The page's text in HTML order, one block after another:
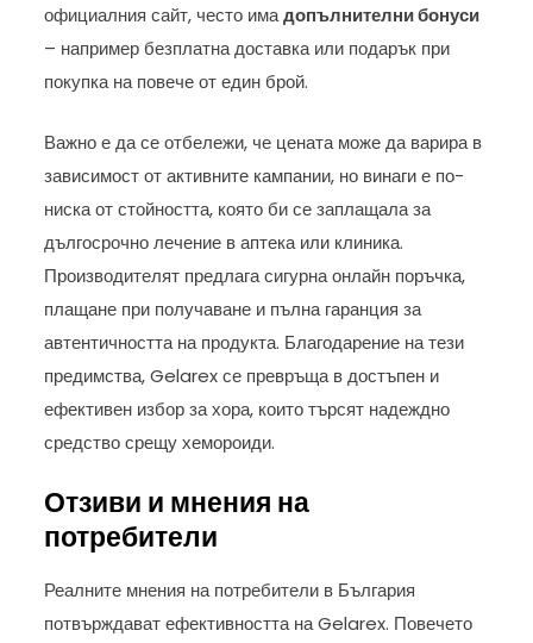
официалния сайт, често имадопълнителни бонуси
– например безплатна доставка или подарък при
покупка на повече от един брой.
Важно е да се отбележи, че цената може да варира в
зависимост от активните кампании, но винаги е по-
ниска от стойността, която би се заплащала за
дългосрочно лечение в аптека или клиника.
Производителят предлага сигурна онлайн поръчка,
плащане при получаване и пълна гаранция за
автентичността на продукта. Благодарение на тези
предимства, Gelarex се превръща в достъпен и
ефективен избор за хора, които търсят надеждно
средство срещу хемороиди.
Отзиви и мнения на
потребители
Реалните мнения на потребители в България
потвърждават ефективността на Gelarex. Повечето